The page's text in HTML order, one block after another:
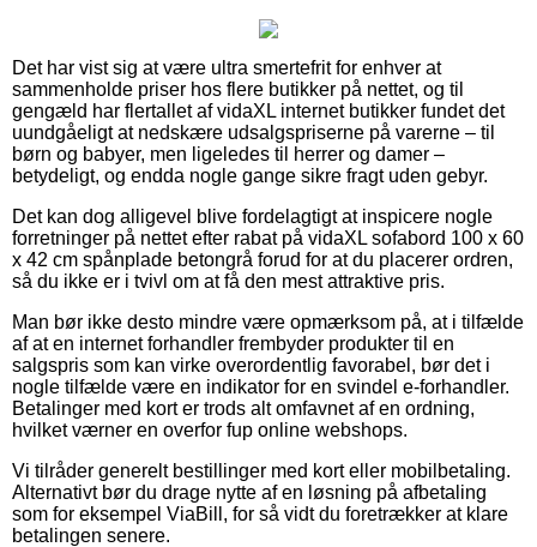
Det har vist sig at være ultra smertefrit for enhver at
sammenholde priser hos flere butikker på nettet, og til
gengæld har flertallet af vidaXL internet butikker fundet det
uundgåeligt at nedskære udsalgspriserne på varerne – til
børn og babyer, men ligeledes til herrer og damer –
betydeligt, og endda nogle gange sikre fragt uden gebyr.
Det kan dog alligevel blive fordelagtigt at inspicere nogle
forretninger på nettet efter rabat på vidaXL sofabord 100 x 60
x 42 cm spånplade betongrå forud for at du placerer ordren,
så du ikke er i tvivl om at få den mest attraktive pris.
Man bør ikke desto mindre være opmærksom på, at i tilfælde
af at en internet forhandler frembyder produkter til en
salgspris som kan virke overordentlig favorabel, bør det i
nogle tilfælde være en indikator for en svindel e-forhandler.
Betalinger med kort er trods alt omfavnet af en ordning,
hvilket værner en overfor fup online webshops.
Vi tilråder generelt bestillinger med kort eller mobilbetaling.
Alternativt bør du drage nytte af en løsning på afbetaling
som for eksempel ViaBill, for så vidt du foretrækker at klare
betalingen senere.